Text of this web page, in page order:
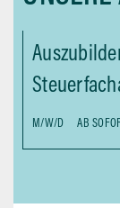
M/W/D AB